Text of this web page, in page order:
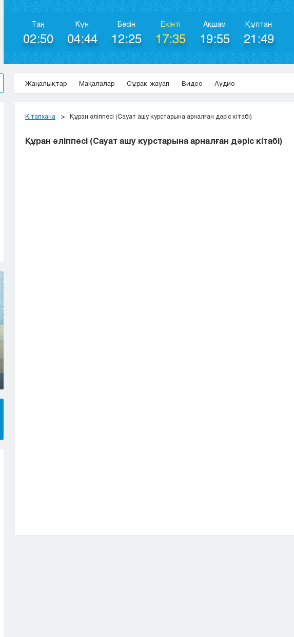
Таң
02:50
Күн
04:44
Бесін
12:25
Екінті
17:35
Ақшам
19:55
Құптан
21:49
Жаңалықтар Мақалалар Сұрақ-жауап Видео Аудио
Кітапхана Құран әліппесі (Сауат ашу курстарына арналған дәріс кітабі)
Құран әліппесі (Сауат ашу курстарына арналған дәріс кітабі)